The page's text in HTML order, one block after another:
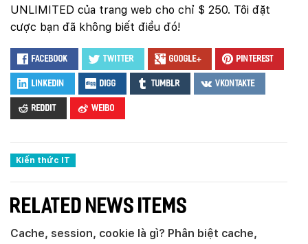
UNLIMITED của trang web cho chỉ $ 250. Tôi đặt
cược bạn đã không biết điều đó!
Facebook Twitter Google+ Pinterest
LinkedIn Digg Tumblr VKontakte
Reddit Weibo
Kiến thức IT
RELATED NEWS ITEMS
Cache, session, cookie là gì? Phân biệt cache,